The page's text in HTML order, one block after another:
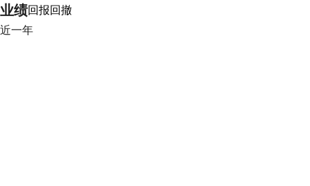
业绩回报回撤
近一年